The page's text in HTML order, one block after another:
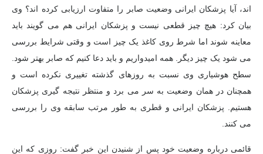
اند، آیا پزشکان ایرانی وضعیت صابر را متفاوت ارزیابی کرده اند؟ وی
بیان کرد: هیچ چیز قطعی نیست و پزشکان ایرانی هم می گویند باید
معاینه شوند اما شرط روی کاغذ یک چیز است و وقتی شرایط بررسی
می شود یک چیز دیگر. همه امیدواریم و باید دعا کنیم که صابر بهتر شود.
سطح هوشیاری وی نسبت به روزهای گذشته تغییری نکرده است و
همچنان در همان وضعیت به سر می برد و منتظر نتیجه گیری پزشکان
هستیم. پزشکان ایرانی و قطری به طور مرتب سابقه وی را بررسی
می کنند.
قائمی درباره وضعیت خود پس از شنیدن این خبر گفت: روزی که این